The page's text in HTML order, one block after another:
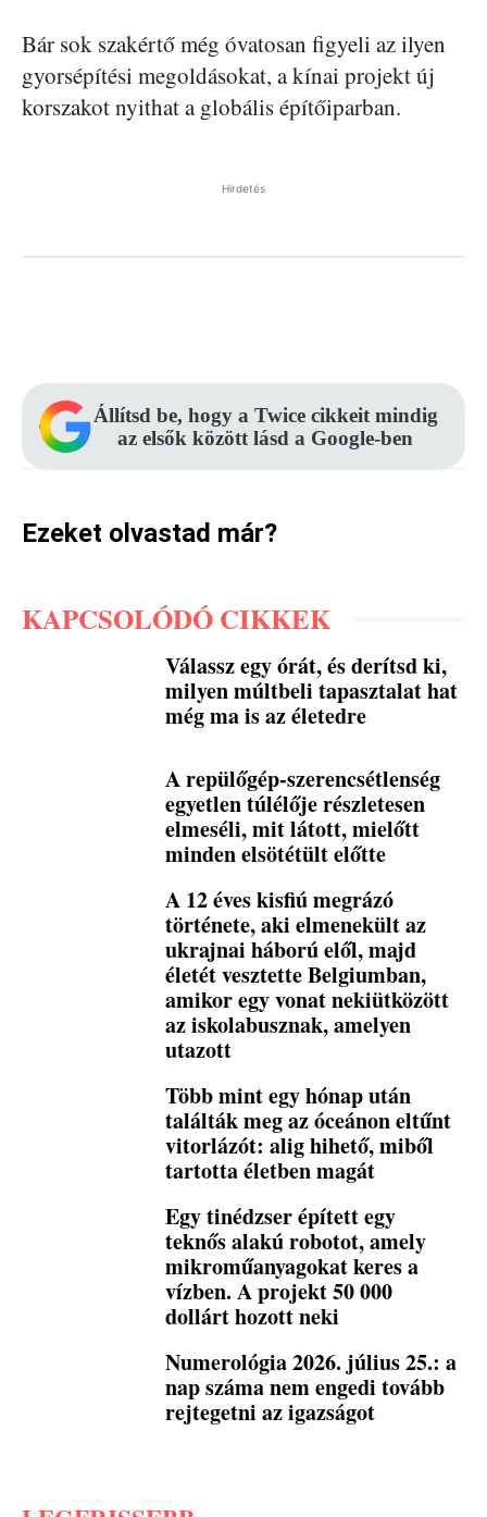
Bár sok szakértő még óvatosan figyeli az ilyen
gyorsépítési megoldásokat, a kínai projekt új
korszakot nyithat a globális építőiparban.
Hirdetés
Állítsd be, hogy a Twice cikkeit mindig
az elsők között lásd a Google-ben
Ezeket olvastad már?
KAPCSOLÓDÓ CIKKEK
Válassz egy órát, és derítsd ki,
milyen múltbeli tapasztalat hat
még ma is az életedre
A repülőgép-szerencsétlenség
egyetlen túlélője részletesen
elmeséli, mit látott, mielőtt
minden elsötétült előtte
A 12 éves kisfiú megrázó
története, aki elmenekült az
ukrajnai háború elől, majd
életét vesztette Belgiumban,
amikor egy vonat nekiütközött
az iskolabusznak, amelyen
utazott
Több mint egy hónap után
találták meg az óceánon eltűnt
vitorlázót: alig hihető, miből
tartotta életben magát
Egy tinédzser épített egy
teknős alakú robotot, amely
mikroműanyagokat keres a
vízben. A projekt 50 000
dollárt hozott neki
Numerológia 2026. július 25.: a
nap száma nem engedi tovább
rejtegetni az igazságot